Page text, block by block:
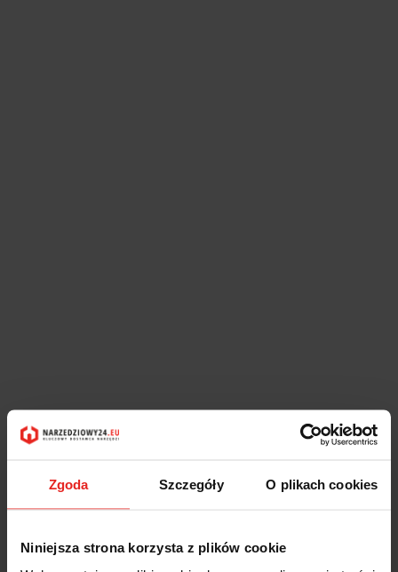
Zgoda Szczegóły O plikach cookies
Niniejsza strona korzysta z plików cookie